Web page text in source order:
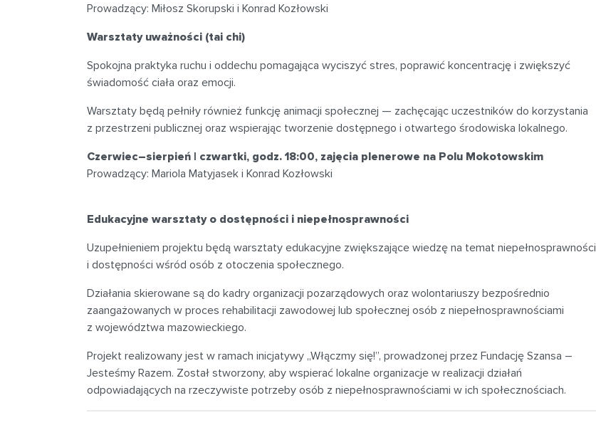
Prowadzący: Miłosz Skorupski i Konrad Kozłowski
Warsztaty uważności (tai chi)
Spokojna praktyka ruchu i oddechu pomagająca wyciszyć stres, poprawić koncentrację i zwiększyć
świadomość ciała oraz emocji.
Warsztaty będą pełniły również funkcję animacji społecznej — zachęcając uczestników do korzystania
z przestrzeni publicznej oraz wspierając tworzenie dostępnego i otwartego środowiska lokalnego.
Czerwiec–sierpień | czwartki, godz. 18:00, zajęcia plenerowe na Polu Mokotowskim
Prowadzący: Mariola Matyjasek i Konrad Kozłowski
Edukacyjne warsztaty o dostępności i niepełnosprawności
Uzupełnieniem projektu będą warsztaty edukacyjne zwiększające wiedzę na temat niepełnosprawności
i dostępności wśród osób z otoczenia społecznego.
Działania skierowane są do kadry organizacji pozarządowych oraz wolontariuszy bezpośrednio
zaangażowanych w proces rehabilitacji zawodowej lub społecznej osób z niepełnosprawnościami
z województwa mazowieckiego.
Projekt realizowany jest w ramach inicjatywy „Włączmy się!”, prowadzonej przez Fundację Szansa –
Jesteśmy Razem. Został stworzony, aby wspierać lokalne organizacje w realizacji działań
odpowiadających na rzeczywiste potrzeby osób z niepełnosprawnościami w ich społecznościach.